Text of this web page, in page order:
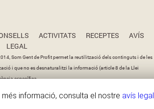
ACTIVITATS RECEPTES
AVÍS
LEGAL
Som Gent de Profit permet la reutilització dels continguts i de les
i que no es desnaturalitzi la informació (article 8 de la Llei
específica.
informació, consulta el nostre avís legal